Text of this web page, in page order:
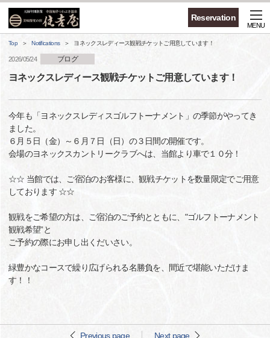
Reservation
MENU
Top Notifications ヨネックスレディース観戦チケットご用意しています！
2026/05/24 ブログ
ヨネックスレディース観戦チケットご用意しています！
今年も「ヨネックスレディスゴルフトーナメント」の季節がやってき
ました。
６月５日（金）～６月７日（日）の３日間の開催です。
会場のヨネックスカントリークラブへは、当館より車で１０分！
☆☆ 当館では、ご宿泊のお客様に、観戦チケットを数量限定でご用意
しております ☆☆
観戦をご希望の方は、ご宿泊のご予約とともに、"ゴルフトーナメント
観戦希望”と
ご予約の際にお申し出くだいさい。
緑豊かなコースで繰り広げられる名勝負を、間近で堪能いただけま
す！！
Previous page Next page